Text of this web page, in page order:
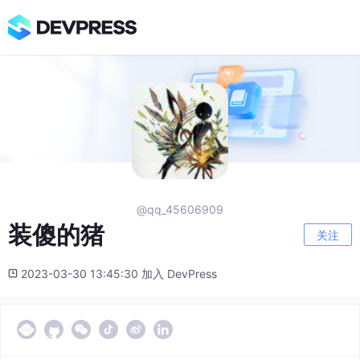
@qq_45606909
装傻的猪 关注
2023-03-30 13:45:30 加入 DevPress